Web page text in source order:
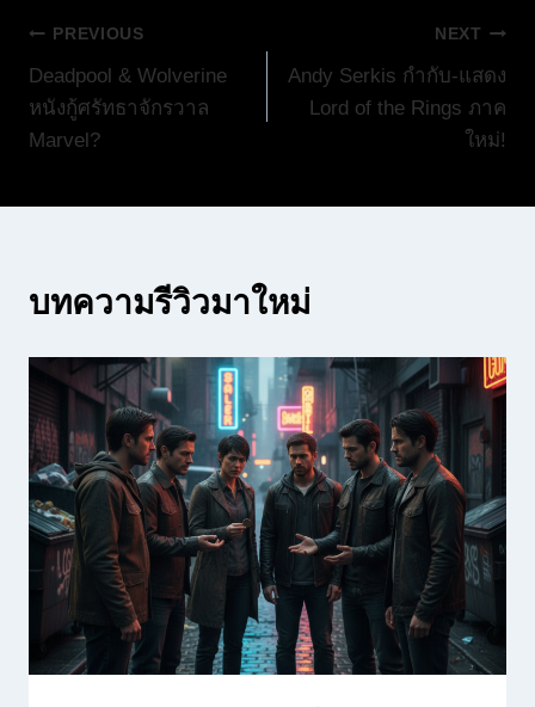
แนะแนว
เรื่อง
PREVIOUS
Deadpool & Wolverine
หนังกู้ศรัทธาจักรวาล
Marvel?
NEXT
Andy Serkis กำกับ-แสดง
Lord of the Rings ภาค
ใหม่!
บทความรีวิวมาใหม่